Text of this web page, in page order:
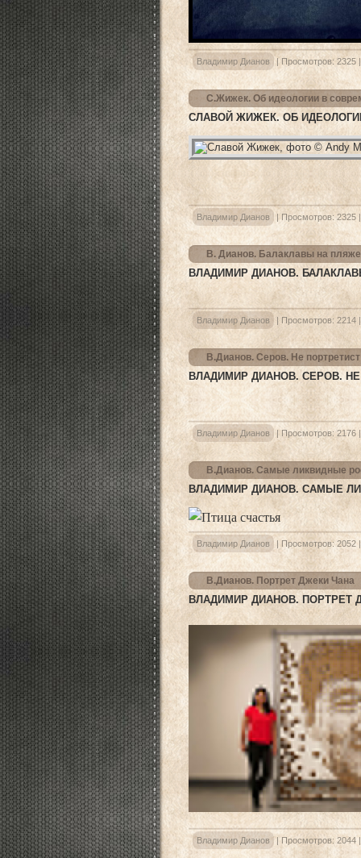
Владимир Дианов | Просмотров: 2325
С.Жижек. Об идеологии в
СЛАВОЙ ЖИЖЕК. ОБ
Владимир Дианов | Просмотров: 2325
В. Дианов. Балаклавы на пляже
ВЛАДИМИР ДИАНОВ.
Владимир Дианов | Просмотров: 2214
В.Дианов. Серов. Не портретист
ВЛАДИМИР ДИАНОВ. СЕРОВ.
Владимир Дианов | Просмотров: 2176
В.Дианов. Самые ликвидные
ВЛАДИМИР ДИАНОВ. САМЫЕ
Владимир Дианов | Просмотров: 2052
В.Дианов. Портрет Джеки Чана
ВЛАДИМИР ДИАНОВ. ПОРТРЕТ
Владимир Дианов | Просмотров: 2044